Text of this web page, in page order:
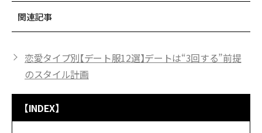
関連記事
恋愛タイプ別【デート服12選】デートは“3回する”前提
のスタイル計画
【INDEX】